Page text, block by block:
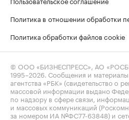
Политика в отношении обработки
Политика обработки файлов cookie
© ООО «БИЗНЕСПРЕСС», АО
1995–2026 . Сообщения и
агентства «РБК» (свидетельство о
массовой информации выдано
по надзору в сфере связи,
и массовых коммуникаций
за номером ИА №ФС77-63848) и